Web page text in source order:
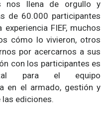
nos llena de orgullo y
de 60.000 participantes
FIEF, muchos
cómo lo vivieron, otros
por acercarnos a sus
con los participantes es
para el equipo
en el armado, gestión y
ediciones.